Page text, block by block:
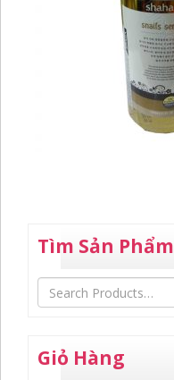
Tìm Sản Phẩm
Giỏ Hàng